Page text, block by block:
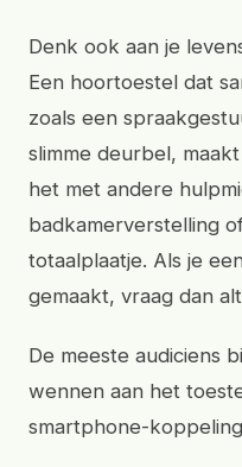
Denk ook aan je
Een hoortoestel dat
zoals een
slimme deurbel,
het met andere
badkamerverstelling
totaalplaatje. Als je
gemaakt, vraag dan
De meeste audiciens
wennen aan het
smartphone-